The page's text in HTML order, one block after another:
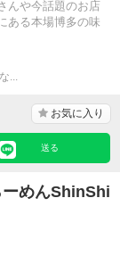
んや今話題のお店
ある本場博多の味
...
お気に入り
送る
めんShinShi